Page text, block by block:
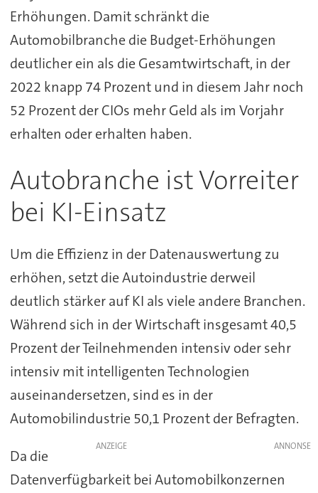
Erhöhungen. Damit schränkt die
Automobilbranche die Budget-Erhöhungen
deutlicher ein als die Gesamtwirtschaft, in der
2022 knapp 74 Prozent und in diesem Jahr noch
52 Prozent der CIOs mehr Geld als im Vorjahr
erhalten oder erhalten haben.
Autobranche ist Vorreiter
bei KI-Einsatz
Um die Effizienz in der Datenauswertung zu
erhöhen, setzt die Autoindustrie derweil
deutlich stärker auf KI als viele andere Branchen.
Während sich in der Wirtschaft insgesamt 40,5
Prozent der Teilnehmenden intensiv oder sehr
intensiv mit intelligenten Technologien
auseinandersetzen, sind es in der
Automobilindustrie 50,1 Prozent der Befragten.
ANZEIGE
Da die
Datenverfügbarkeit bei Automobilkonzernen